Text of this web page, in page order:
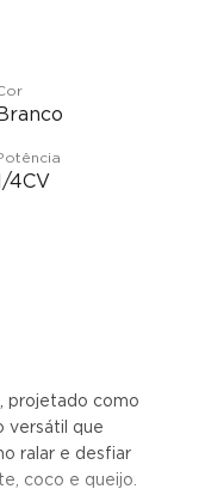
Branco
4CV
projetado como
versátil que
ralar e desfiar
coco e queijo.